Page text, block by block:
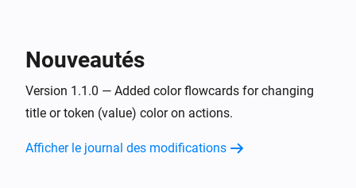
Nouveautés
Version 1.1.0 — Added color flowcards for changing
title or token (value) color on actions.
Afficher le journal des modifications